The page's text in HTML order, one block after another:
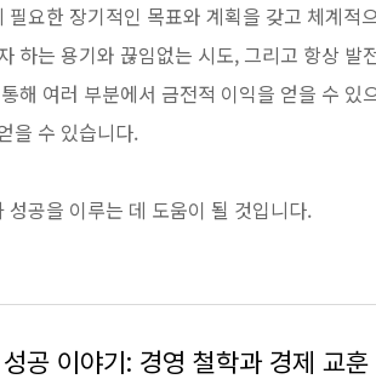
요한 장기적인 목표와 계획을 갖고 체계적
하는 용기와 끊임없는 시도, 그리고 항상 발
해 여러 부분에서 금전적 이익을 얻을 수 있
을 수 있습니다.
공을 이루는 데 도움이 될 것입니다.
공 이야기: 경영 철학과 경제 교훈